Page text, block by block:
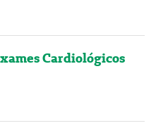
Cardiológicos